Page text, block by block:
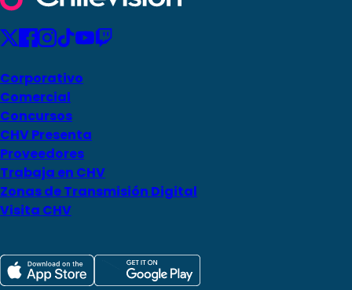
Corporativo
Comercial
Concursos
CHV Presenta
Proveedores
Trabaja en CHV
Zonas de Transmisión Digital
Visita CHV